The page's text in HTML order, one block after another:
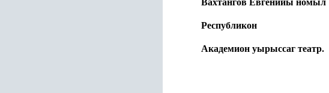
Республикон
Академион уырыссаг театр.